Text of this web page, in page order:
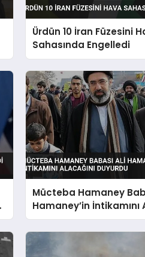
Ürdün 10 İran Füzesini
Sahasında Engelledi
Mücteba Hamaney
Hamaney’in İntikamını
Duyurdu